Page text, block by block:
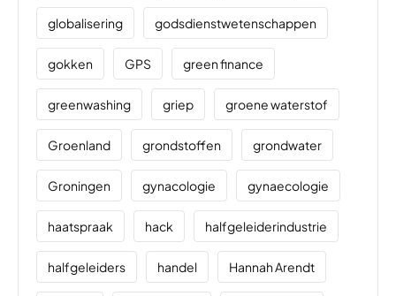
globalisering godsdienstwetenschappen
gokken GPS green finance
greenwashing griep groene waterstof
Groenland grondstoffen grondwater
Groningen gynacologie gynaecologie
haatspraak hack halfgeleiderindustrie
halfgeleiders handel Hannah Arendt